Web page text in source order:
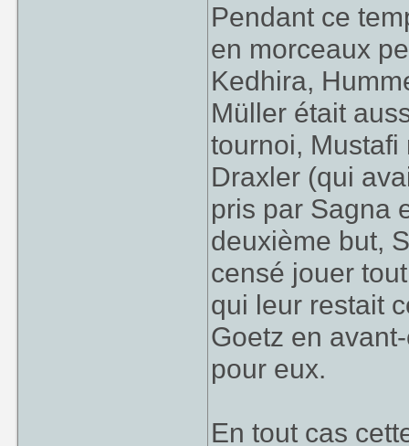
Pendant ce
en morceaux
Kedhira,
Müller était
tournoi,
Draxler (qui
pris par Sagna
deuxième but,
censé jouer
qui leur restait
Goetz en
pour eux.
En tout cas